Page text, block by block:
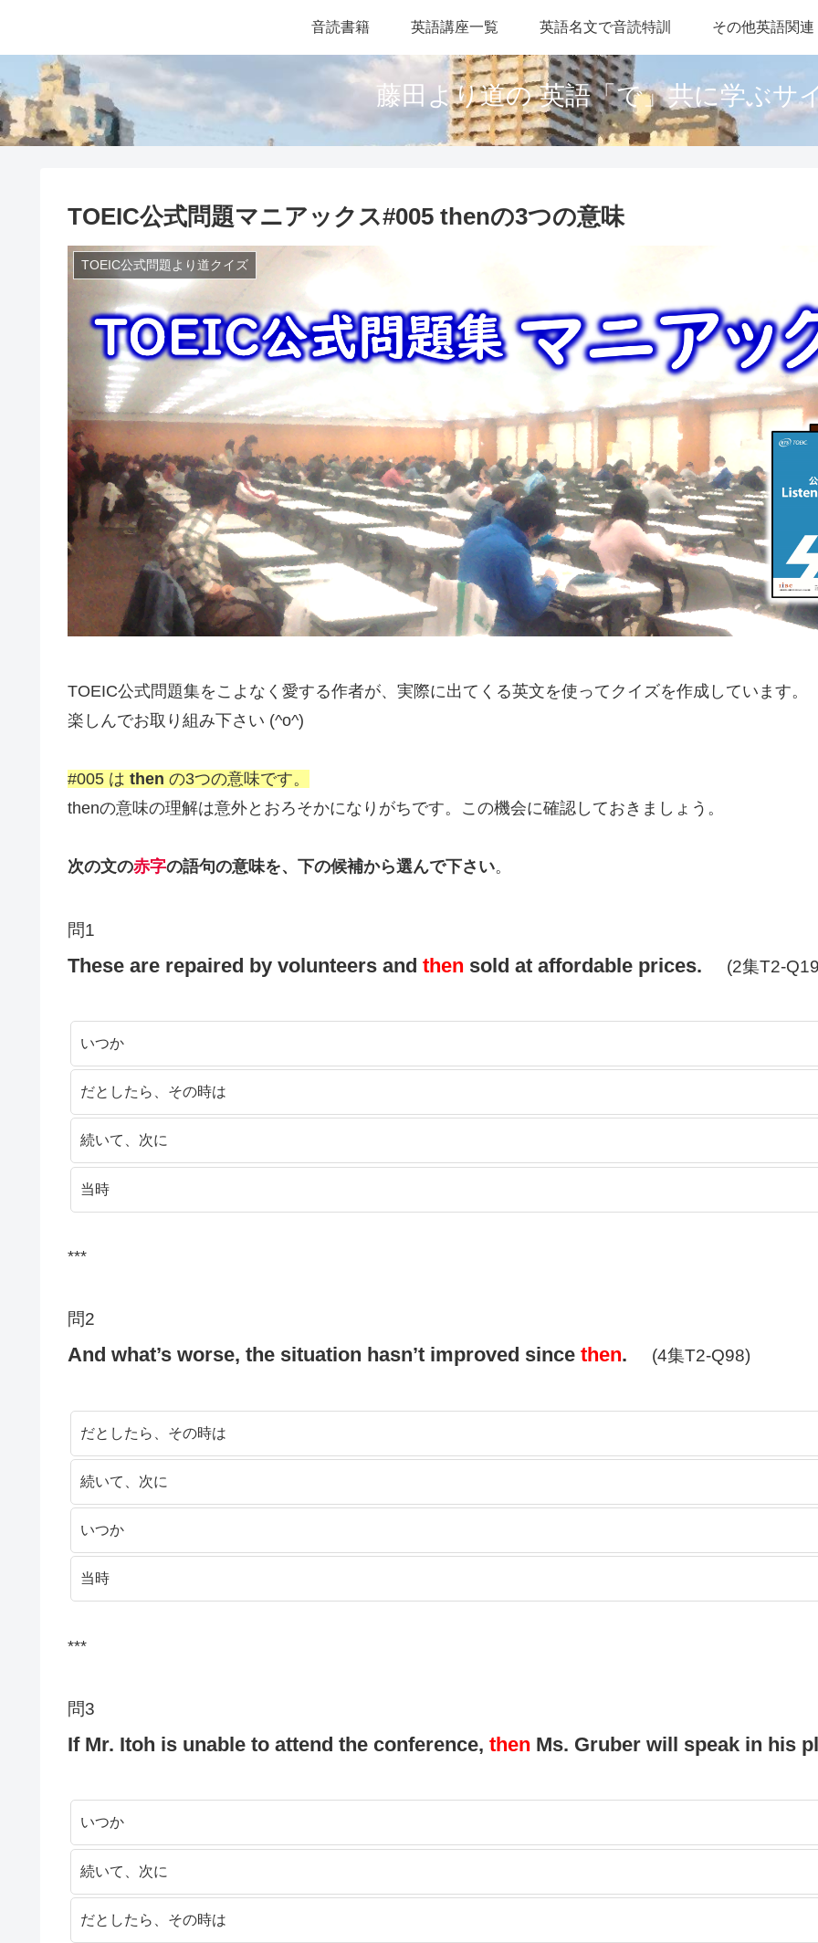
藤田より道の 英語「で」共に学ぶサ
音読書籍 英語講座一覧 英語名文で音読特訓 その他英語関連
TOEIC公式問題マニアックス#005 thenの3つの意味
TOEIC公式問題より道クイズ
TOEIC公式問題集をこよなく愛する作者が、実際に出てくる英文を使ってクイズを作成しています。
楽しんでお取り組み下さい (^o^)
#005 は then の3つの意味です。
thenの意味の理解は意外とおろそかになりがちです。この機会に確認しておきましょう。
次の文の赤字の語句の意味を、下の候補から選んで下さい。
問1
These are repaired by volunteers and then sold at affordable prices. (2集T2-
いつか
だとしたら、その時は
続いて、次に
当時
***
問2
And what’s worse, the situation hasn’t improved since then. (4集T2-Q98)
だとしたら、その時は
続いて、次に
いつか
当時
***
問3
If Mr. Itoh is unable to attend the conference, then Ms. Gruber will speak in his
いつか
続いて、次に
だとしたら、その時は